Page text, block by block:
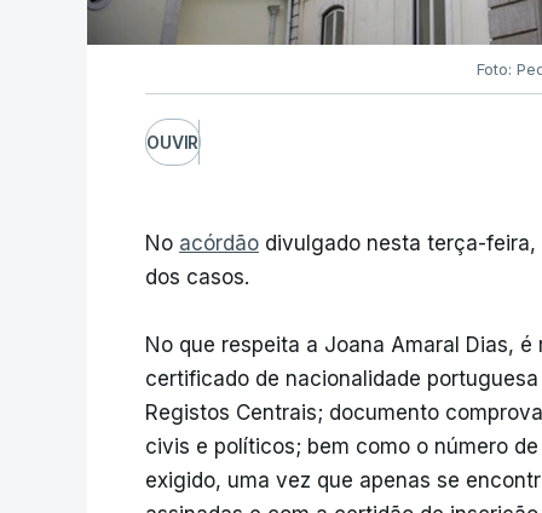
Foto:
OUVIR
No acórdão divulgado nesta terça-
dos casos.
No que respeita a Joana Amaral Dias,
certificado de nacionalidade
Registos Centrais; documento
civis e políticos; bem como o número
exigido, uma vez que apenas se